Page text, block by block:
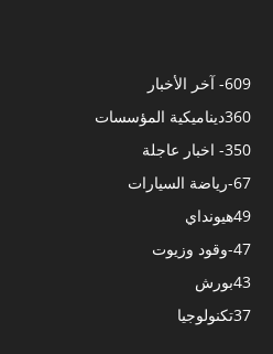
- آخر الأخبار609
ديناميكية المؤسسات360
- اخبار عاجلة350
-رياضة السيارات67
هيونداي49
-وقود وزيوت47
بورش43
تكنولوجيا37